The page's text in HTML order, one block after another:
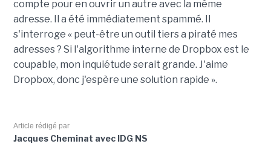
compte pour en ouvrir un autre avec la même
adresse. Il a été immédiatement spammé. Il
s'interroge « peut-être un outil tiers a piraté mes
adresses ? Si l'algorithme interne de Dropbox est le
coupable, mon inquiétude serait grande. J'aime
Dropbox, donc j'espère une solution rapide ».
Article rédigé par
Jacques Cheminat avec IDG NS